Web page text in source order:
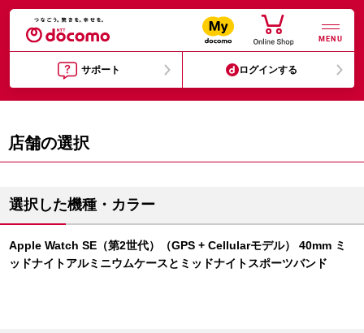
MENU
サポート ログインする
店舗の選択
選択した機種・カラー
Apple Watch SE（第2世代）（GPS + Cellularモデル） 40mm ミ
ッドナイトアルミニウムケースとミッドナイトスポーツバンド